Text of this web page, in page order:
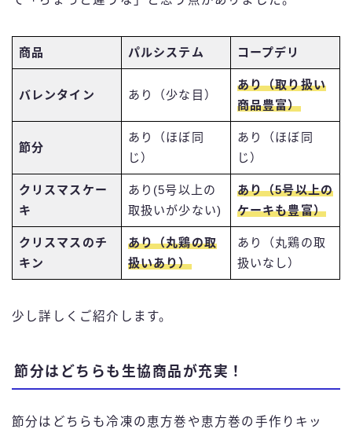
商品 パルシステム コープデリ
バレンタイン あり（少な目）
あり（取り扱い
商品豊富）
節分
あり（ほぼ同
じ）
あり（ほぼ同
じ）
クリスマスケー
キ
あり(5号以上の
取扱いが少ない)
あり（5号以上の
ケーキも豊富）
クリスマスのチ
キン
あり（丸鶏の取
扱いあり）
あり（丸鶏の取
扱いなし）
少し詳しくご紹介します。
節分はどちらも生協商品が充実！
節分はどちらも冷凍の恵方巻や恵方巻の手作りキッ